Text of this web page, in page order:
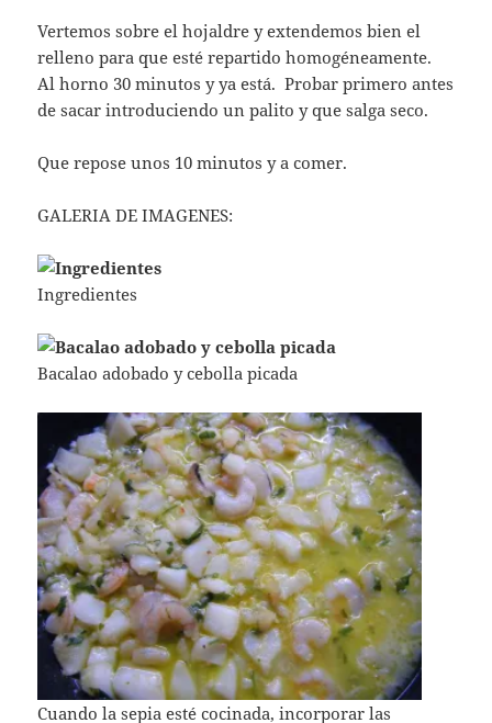
Vertemos sobre el hojaldre y extendemos bien el
relleno para que esté repartido homogéneamente.
Al horno 30 minutos y ya está. Probar primero antes
de sacar introduciendo un palito y que salga seco.
Que repose unos 10 minutos y a comer.
GALERIA DE IMAGENES:
Ingredientes
Bacalao adobado y cebolla picada
Cuando la sepia esté cocinada, incorporar las